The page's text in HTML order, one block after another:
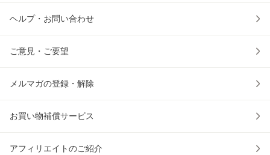
ヘルプ・お問い合わせ
ご意見・ご要望
メルマガの登録・解除
お買い物補償サービス
アフィリエイトのご紹介